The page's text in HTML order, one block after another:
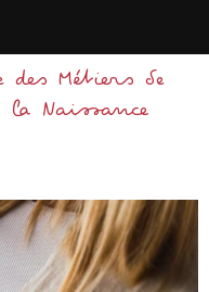
des Métiers de
la Naissance